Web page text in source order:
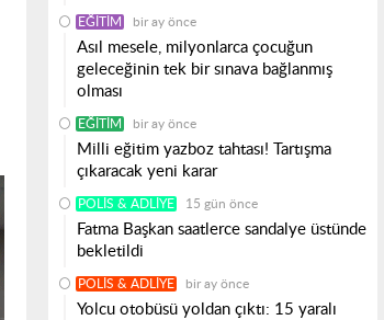
EĞITIM bir ay önce
Asıl mesele, milyonlarca çocuğun
geleceğinin tek bir sınava bağlanmış
olması
EĞITIM bir ay önce
Milli eğitim yazboz tahtası! Tartışma
çıkaracak yeni karar
POLIS & ADLIYE 15 gün önce
Fatma Başkan saatlerce sandalye üstünde
bekletildi
POLIS & ADLIYE bir ay önce
Yolcu otobüsü yoldan çıktı: 15 yaralı